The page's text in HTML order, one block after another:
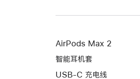
AirPods Max 2
智能耳机套
USB-C 充电线